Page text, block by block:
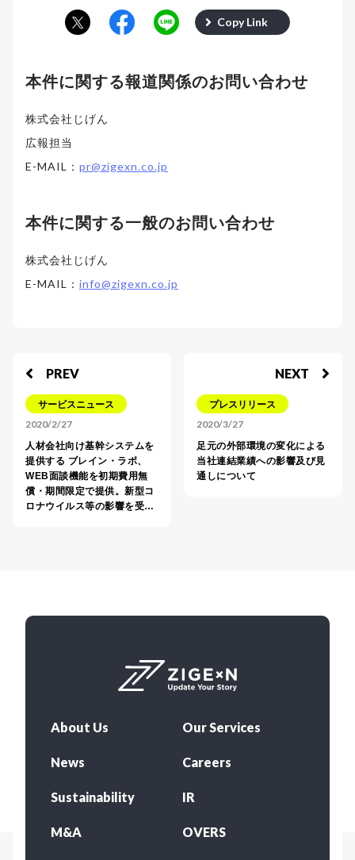
Copy Link
本件に関する報道関係のお問い合わせ
株式会社じげん
広報担当
E-MAIL： pr@zigexn.co.jp
本件に関する一般のお問い合わせ
株式会社じげん
E-MAIL： info@zigexn.co.jp
PREV
サービスニュース
2020/2/27
人材会社向け基幹システムを
提供する ブレイン・ラボ、
WEB面談機能を初期費用無
償・期間限定で提供。新型コ
ロナウイルス等の影響を受…
NEXT
プレスリリース
2020/3/27
足元の外部環境の変化による
当社連結業績への影響及び見
通しについて
About Us Our Services
News Careers
Sustainability IR
M&A OVERS